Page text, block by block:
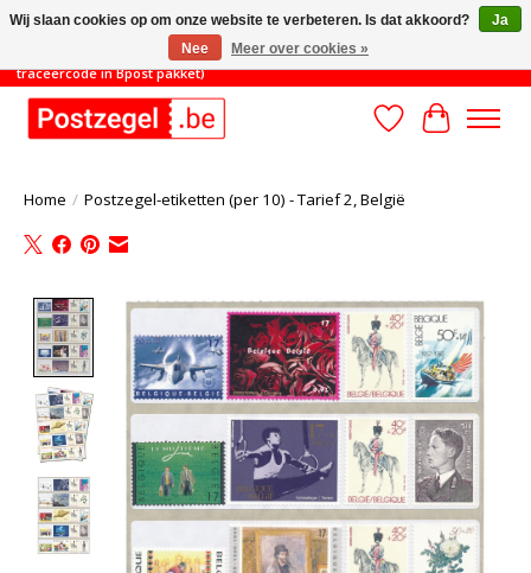
TOT 31/8: MINIMAAL ORDERBEDRAG 45€ (gratis verzending met
traceercode in Bpost pakket)
Verlanglijst
Home / Postzegel-etiketten (per 10) - Tarief 2, België
Product image slideshow Items
Wij slaan cookies op om onze website te verbeteren. Is dat akkoord?
Ja
Nee
Meer over cookies »